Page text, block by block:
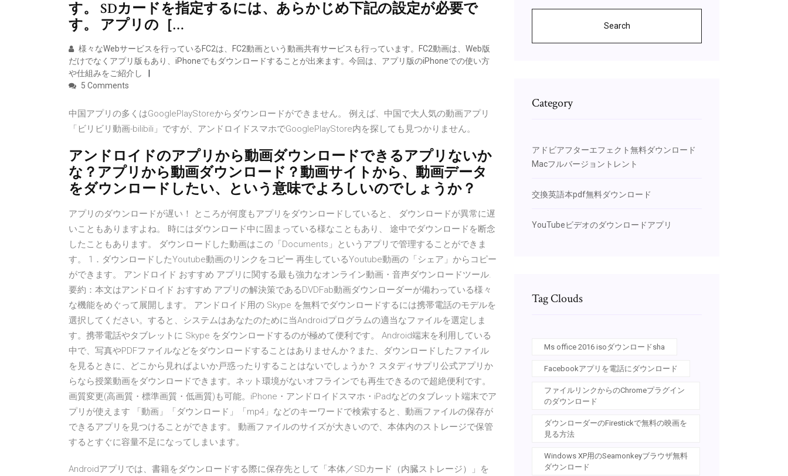
す。 SDカードを指定するには、あらかじめ下記の設定が必要で
す。 アプリの［…
様々なWebサービスを行っているFC2は、FC2動画という動画共有サービスも行っています。FC2動画は、Web版
だけでなくアプリ版もあり、iPhoneでもダウンロードすることが出来ます。今回は、アプリ版のiPhoneでの使い方
や仕組みをご紹介し
5 Comments
中国アプリの多くはGooglePlayStoreからダウンロードができません。 例えば、中国で大人気の動画アプリ
「ビリビリ動画-bilibili」ですが、アンドロイドスマホでGooglePlayStore内を探しても見つかりません。
アンドロイドのアプリから動画ダウンロードできるアプリないか
な？アプリから動画ダウンロード？動画サイトから、動画データ
をダウンロードしたい、という意味でよろしいのでしょうか？
アプリのダウンロードが遅い！ ところが何度もアプリをダウンロードしていると、 ダウンロードが異常に遅
いこともありますよね。 時にはダウンロード中に固まっている様なこともあり、 途中でダウンロードを断念
したこともあります。 ダウンロードした動画はこの「Documents」というアプリで管理することができま
す。 1．ダウンロードしたYoutube動画のリンクをコピー 再生しているYoutube動画の「シェア」からコピー
ができます。 アンドロイド おすすめ アプリに関する最も強力なオンライン動画・音声ダウンロードツール.
要約：本文はアンドロイド おすすめ アプリの解決策であるDVDFab動画ダウンローダーが備わっている様々
な機能をめぐって展開します。 アンドロイド用の Skype を無料でダウンロードするには携帯電話のモデルを
選択してください。すると、システムはあなたのために当Androidプログラムの適当なファイルを選定しま
す。携帯電話やタブレットに Skype をダウンロードするのが極めて便利です。 Android端末を利用している
中で、写真やPDFファイルなどをダウンロードすることはありませんか？また、ダウンロードしたファイル
を見るときに、どこから見ればよいか戸惑ったりすることはないでしょうか？ スタディサプリ公式アプリか
らなら授業動画をダウンロードできます。ネット環境がないオフラインでも再生できるので超絶便利です。
画質変更(高画質・標準画質・低画質)も可能。iPhone・アンドロイドスマホ・iPadなどのタブレット端末でア
プリが使えます 「動画」「ダウンロード」「mp4」などのキーワードで検索すると、動画ファイルの保存が
できるアプリを見つけることができます。 動画ファイルのサイズが大きいので、本体内のストレージで保管
するとすぐに容量不足になってしまいます。
Androidアプリでは、書籍をダウンロードする際に保存先として「本体／SDカード（内臓ストレージ）」を
Search
Category
アドビアフターエフェクト無料ダウンロード
Macフルバージョントレント
交換英語本pdf無料ダウンロード
YouTubeビデオのダウンロードアプリ
Tag Clouds
Ms office 2016 isoダウンロードsha
Facebookアプリを電話にダウンロード
ファイルリンクからのChromeプラグイン
のダウンロード
ダウンローダーのFirestickで無料の映画を
見る方法
Windows XP用のSeamonkeyブラウザ無料
ダウンロード